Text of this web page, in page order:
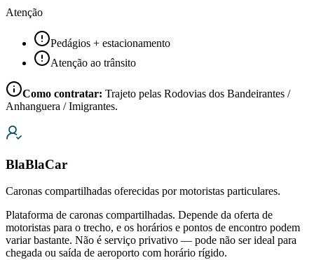
Atenção
Pedágios + estacionamento
Atenção ao trânsito
Como contratar: Trajeto pelas Rodovias dos Bandeirantes /
Anhanguera / Imigrantes.
BlaBlaCar
Caronas compartilhadas oferecidas por motoristas particulares.
Plataforma de caronas compartilhadas. Depende da oferta de
motoristas para o trecho, e os horários e pontos de encontro podem
variar bastante. Não é serviço privativo — pode não ser ideal para
chegada ou saída de aeroporto com horário rígido.